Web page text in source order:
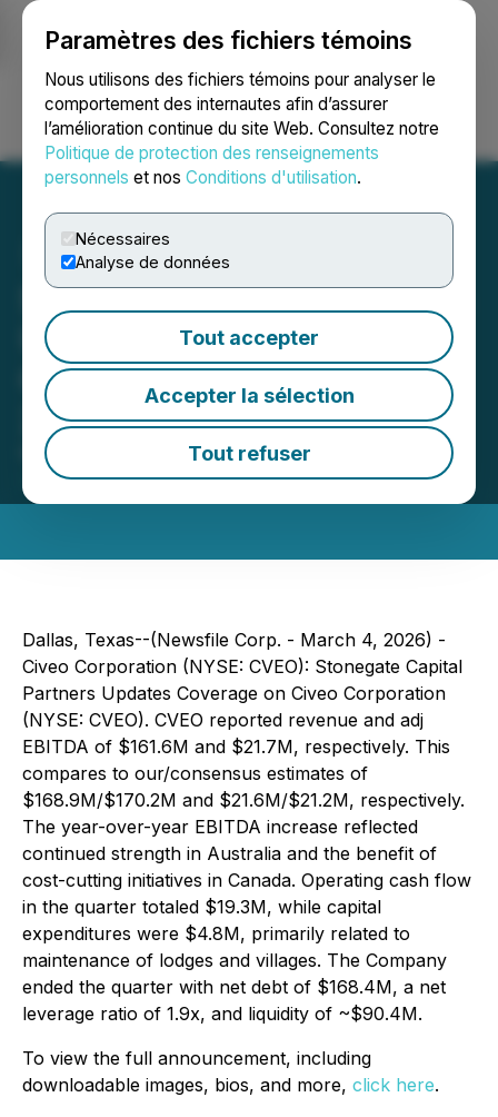
Paramètres des fichiers témoins
Nous utilisons des fichiers témoins pour analyser le
comportement des internautes afin d’assurer
l’amélioration continue du site Web. Consultez notre
Politique de protection des renseignements
personnels et nos Conditions d'utilisation.
Nécessaires
Analyse de données
Tout accepter
Accepter la sélection
Tout refuser
Ouvrir une session Recherche English
Stonegate Capital Partners
Updates Coverage on
Civeo Corporation (CVEO)
2025 Q4
March 04, 2026 5:28 PM EST | Source:
Reportable,
Inc.
Dallas, Texas--(Newsfile Corp. - March 4, 2026) -
Civeo Corporation (NYSE: CVEO): Stonegate Capital
Partners Updates Coverage on Civeo Corporation
(NYSE: CVEO). CVEO reported revenue and adj
EBITDA of $161.6M and $21.7M, respectively. This
compares to our/consensus estimates of
$168.9M/$170.2M and $21.6M/$21.2M, respectively.
The year-over-year EBITDA increase reflected
continued strength in Australia and the benefit of
cost-cutting initiatives in Canada. Operating cash flow
in the quarter totaled $19.3M, while capital
expenditures were $4.8M, primarily related to
maintenance of lodges and villages. The Company
ended the quarter with net debt of $168.4M, a net
leverage ratio of 1.9x, and liquidity of ~$90.4M.
To view the full announcement, including
downloadable images, bios, and more, click here.